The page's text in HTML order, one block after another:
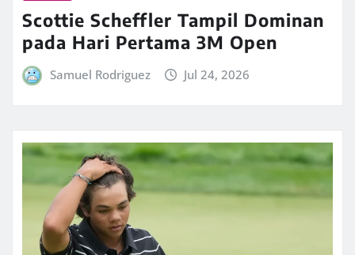
Scottie Scheffler Tampil Dominan
pada Hari Pertama 3M Open
Samuel Rodriguez Jul 24, 2026